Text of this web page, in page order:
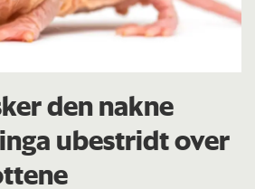
den nakne
ubestridt over